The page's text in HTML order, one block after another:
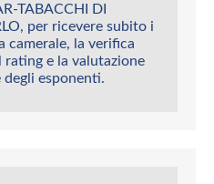
TABACCHI DI
per ricevere subito i
camerale, la verifica
e la valutazione
degli esponenti.